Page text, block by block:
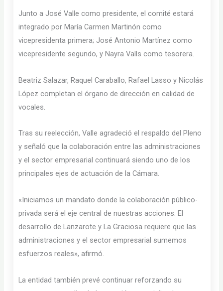
Junto a José Valle como presidente, el comité estará
integrado por María Carmen Martinón como
vicepresidenta primera; José Antonio Martínez como
vicepresidente segundo, y Nayra Valls como tesorera.
Beatriz Salazar, Raquel Caraballo, Rafael Lasso y Nicolás
López completan el órgano de dirección en calidad de
vocales.
Tras su reelección, Valle agradeció el respaldo del Pleno
y señaló que la colaboración entre las administraciones
y el sector empresarial continuará siendo uno de los
principales ejes de actuación de la Cámara.
«Iniciamos un mandato donde la colaboración público-
privada será el eje central de nuestras acciones. El
desarrollo de Lanzarote y La Graciosa requiere que las
administraciones y el sector empresarial sumemos
esfuerzos reales», afirmó.
La entidad también prevé continuar reforzando su